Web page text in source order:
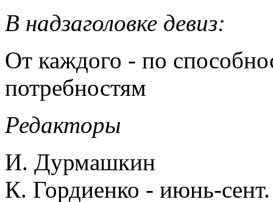
В надзаголовке девиз:
От каждого - по
потребностям
Редакторы
И. Дурмашкин
К. Гордиенко - июнь-